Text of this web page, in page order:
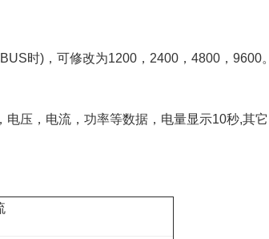
时)，可修改为1200，2400，4800，9600。
压，电流，功率等数据，电量显示10秒,其它